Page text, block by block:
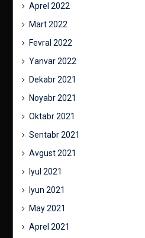
Aprel 2022
Mart 2022
Fevral 2022
Yanvar 2022
Dekabr 2021
Noyabr 2021
Oktabr 2021
Sentabr 2021
Avgust 2021
Iyul 2021
Iyun 2021
May 2021
Aprel 2021